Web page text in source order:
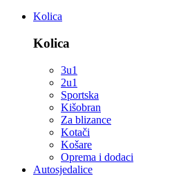
Kolica
Kolica
3u1
2u1
Sportska
Kišobran
Za blizance
Kotači
Košare
Oprema i dodaci
Autosjedalice